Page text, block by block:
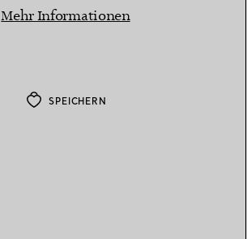
Mehr Informationen
SPEICHERN